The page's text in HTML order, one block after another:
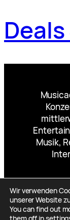
Musik,
Wir verwenden
unserer Website
You can find out